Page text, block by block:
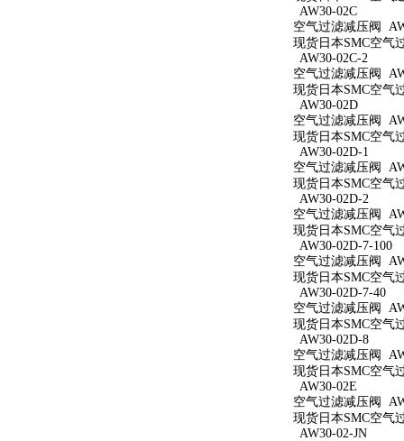
AW30-02C
空气过滤减压阀
现货日本SMC空气
AW30-02C-2
空气过滤减压阀
现货日本SMC空气
AW30-02D
空气过滤减压阀
现货日本SMC空气
AW30-02D-1
空气过滤减压阀
现货日本SMC空气
AW30-02D-2
空气过滤减压阀
现货日本SMC空气
AW30-02D-7-100
空气过滤减压阀
现货日本SMC空气
AW30-02D-7-40
空气过滤减压阀
现货日本SMC空气
AW30-02D-8
空气过滤减压阀
现货日本SMC空气
AW30-02E
空气过滤减压阀
现货日本SMC空气
AW30-02-JN